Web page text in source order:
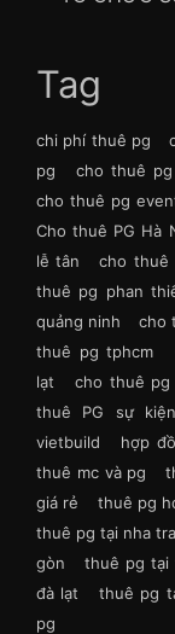
Tag
chi phí thuê pg
pg
cho thuê
cho thuê pg
Cho thuê PG Hà
lễ tân
cho thuê
thuê pg phan
quảng ninh
cho
thuê pg tphcm
lạt
cho thuê pg
thuê PG sự kiện
vietbuild
hợp
thuê mc và pg
giá rẻ
thuê pg
thuê pg tại nha
gòn
thuê pg tại
đà lạt
thuê pg
pg